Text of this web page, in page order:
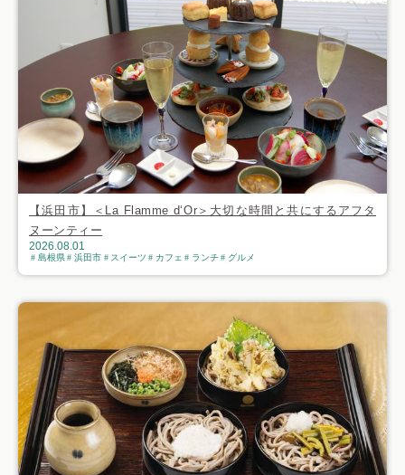
【浜田市】＜La Flamme d‘Or＞大切な時間と共にするアフタ
ヌーンティー
2026.08.01
島根県 浜田市 スイーツ カフェ ランチ グルメ